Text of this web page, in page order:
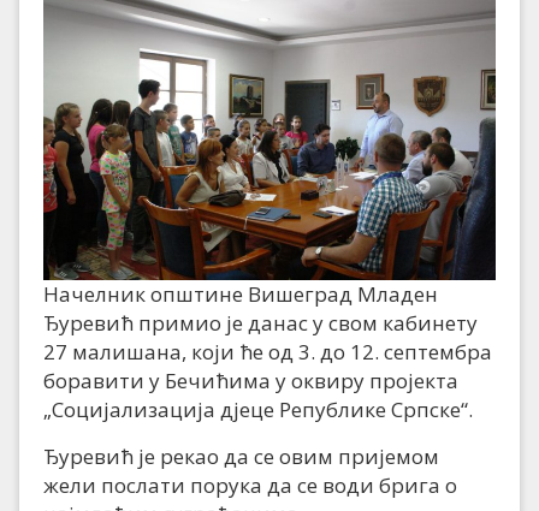
Начелник општине Вишеград Младен
Ђуревић примио је данас у свом кабинету
27 малишана, који ће од 3. до 12. септембра
боравити у Бечићима у оквиру пројекта
„Социјализација дјеце Републике Српске“.
Ђуревић је рекао да се овим пријемом
жели послати порука да се води брига о